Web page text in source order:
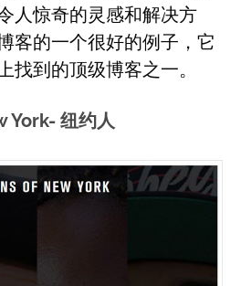
人惊奇的灵感和解决方
客的一个很好的例子，它
找到的顶级博客之一。
York- 纽约人